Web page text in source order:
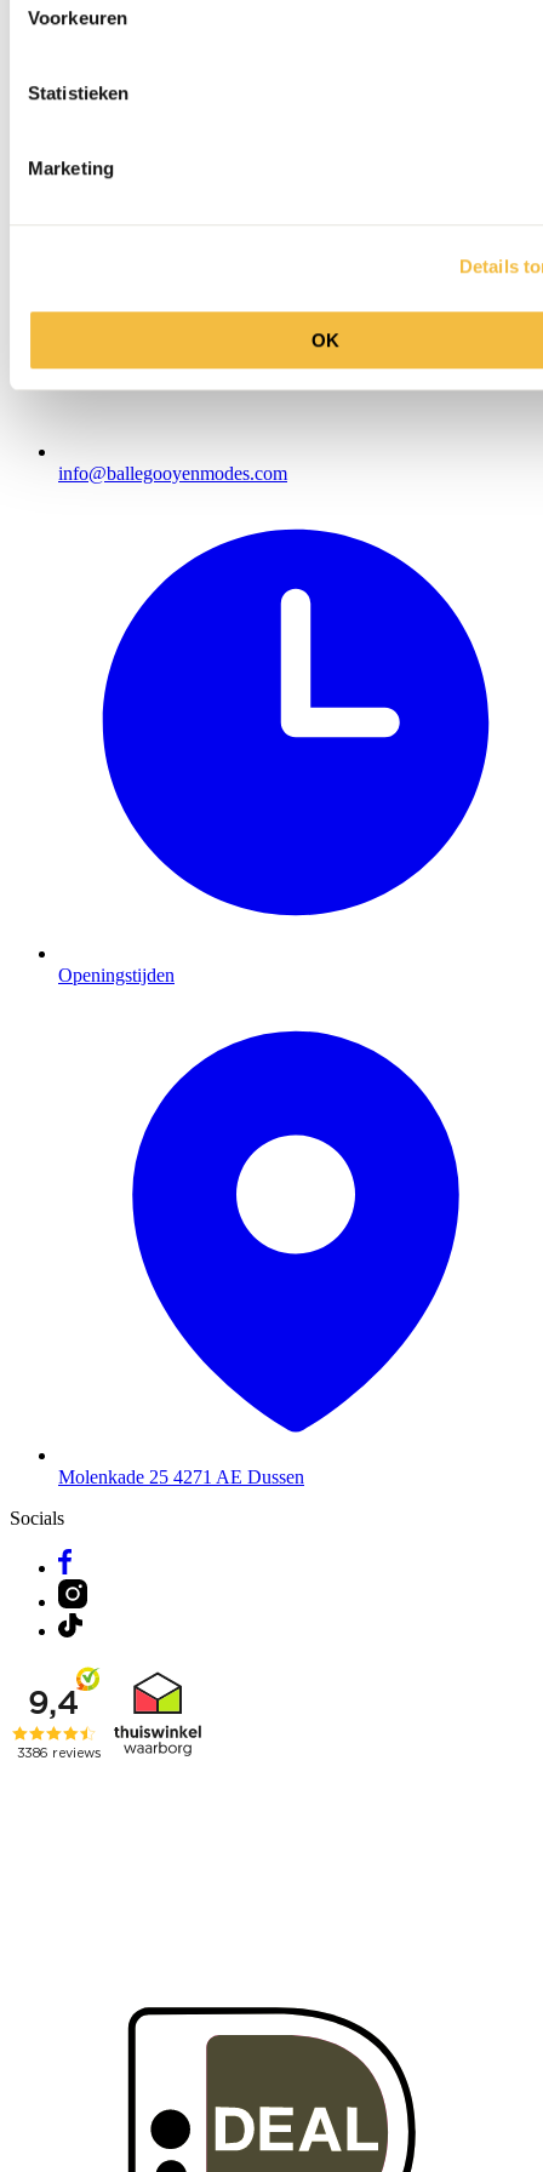
Voorkeuren
Statistieken
Marketing
Details
OK
info@ballegooyenmodes.com
Openingstijden
Molenkade 25 4271 AE Dussen
Socials